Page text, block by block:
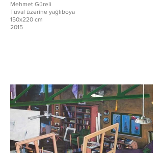
Mehmet Güreli
Tuval üzerine yağlıboya
150x220 cm
2015